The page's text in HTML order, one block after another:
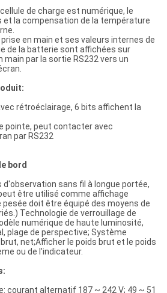
de charge est numérique, le
et la compensation de la température
en main et ses valeurs internes de
de la batterie sont affichées sur
main par la sortie RS232 vers un
rétroéclairage, 6 bits affichent la
pointe, peut contacter avec
par RS232
bord
sans fil à longue portée,
être utilisé comme affichage
doit être équipé des moyens de
Technologie de verrouillage de
numérique de haute luminosité,
plage de perspective; Système
net;Afficher le poids brut et le poids
ou de l'indicateur.
:
courant alternatif 187 ~ 242 V; 49 ~ 51